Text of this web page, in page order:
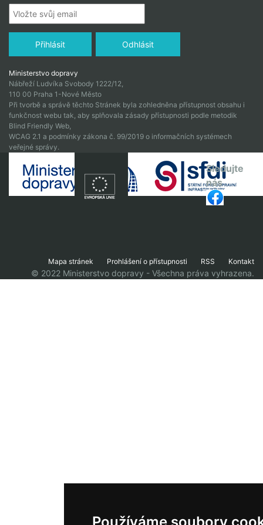
Ministerstvo dopravy
Nábřeží Ludvíka Svobody 1222/12,
110 00 Praha 1-Nové Město
Při tvorbě a správě těchto Stránek byla zohledněna přístupnost obsahu i
funkčnost webu tak, aby splňovala zásady přístupnosti podle metodik
Blind Friendly Web,
WCAG 2.1 a podmínky zákona č. 99/2019 o informačních systémech
veřejné správy.
Sledujte
nás
Mapa stránek Prohlášení o přístupnosti RSS Kontakt
© 2022 Ministerstvo dopravy - Všechna práva vyhrazena.